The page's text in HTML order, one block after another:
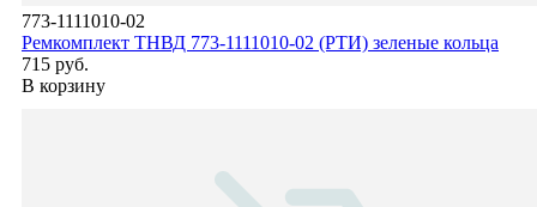
773-1111010-02
Ремкомплект ТНВД 773-1111010-02 (РТИ) зеленые кольца
715 руб.
В корзину